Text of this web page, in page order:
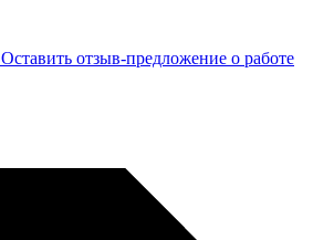
Оставить отзыв-предложение о работе